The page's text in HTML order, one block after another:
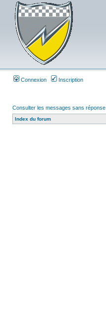
Connexion Inscription
Consulter les messages sans réponse
Index du forum